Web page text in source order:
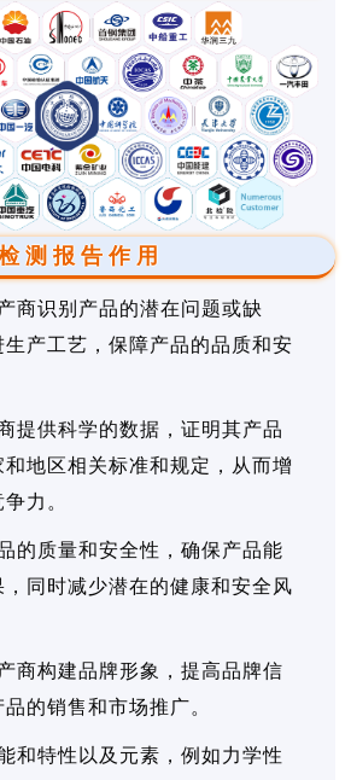
测报告作用
商识别产品的潜在问题或缺
生产工艺，保障产品的品质和安
提供科学的数据，证明其产品
地区相关标准和规定，从而增
力。
的质量和安全性，确保产品能
同时减少潜在的健康和安全风
商构建品牌形象，提高品牌信
的销售和市场推广。
和特性以及元素，例如力学性